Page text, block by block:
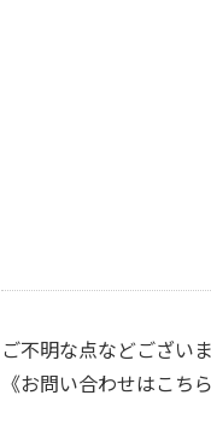
ご不明な点などござい
《お問い合わせはこちら